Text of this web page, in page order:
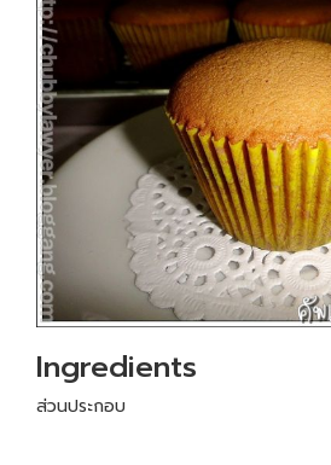
Ingredients
ส่วนประกอบ